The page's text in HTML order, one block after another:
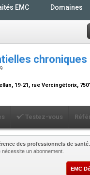
EMC Domaines
chroniques
19-21, rue Vercingétorix,
Testez-vous
des professionnels de santé.
un abonnement.
EMC